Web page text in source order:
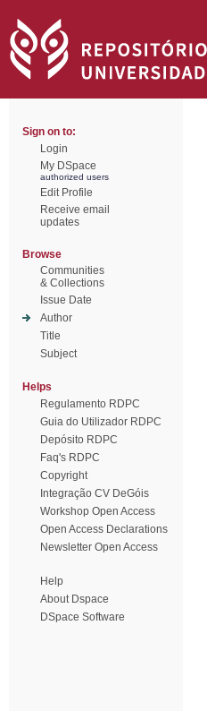
Sign on to:
Login
My DSpace
authorized users
Edit Profile
Receive email
updates
Browse
Communities
& Collections
Issue Date
Author
Title
Subject
Helps
Regulamento RDPC
Guia do Utilizador RDPC
Depósito RDPC
Faq's RDPC
Copyright
Integração CV DeGóis
Workshop Open Access
Open Access Declarations
Newsletter Open Access
Help
About Dspace
DSpace Software